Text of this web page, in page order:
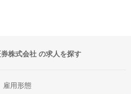
株式会社 の求人を探す
雇用形態